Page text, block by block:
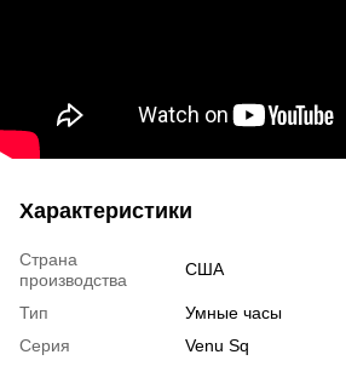
Характеристики
Страна
производства
США
Тип
Умные часы
Серия
Venu Sq